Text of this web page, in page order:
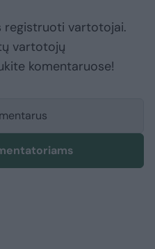
registruoti vartotojai.
vartotojų
komentaruose!